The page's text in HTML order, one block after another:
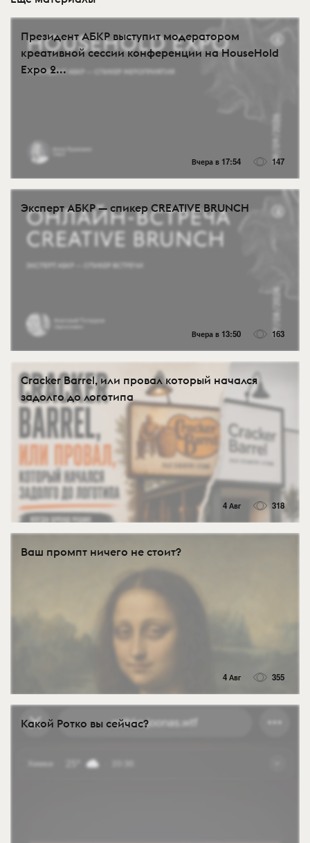
Президент АБКР выступит модератором
креативной сессии конференции на HouseHold
Expo 2...
Вчера в 17:54 147
Эксперт АБКР — спикер CREATIVE BRUNCH
Вчера в 13:50 163
Cracker Barrel, или провал который начался
задолго до логотипа
4 Авг 318
Ваш промпт ничего не стоит?
4 Авг 355
Какой Ротко вы сейчас?